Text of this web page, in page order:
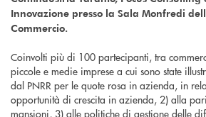
Innovazione presso la Sala Monfredi
Commercio.
Coinvolti più di 100 partecipanti, tra
piccole e medie imprese a cui sono state
dal PNRR per le quote rosa in azienda, in
opportunità di crescita in azienda, 2) alla
mansioni, 3) alle politiche di gestione delle